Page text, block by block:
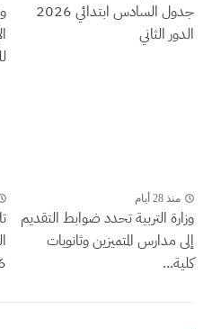
جدول السادس ابتدائي 2026
الدور الثاني
منذ 28 أيام
وزارة التربية تحدد ضوابط التقديم
إلى مدارس المتميزين وثانويات
كلية...